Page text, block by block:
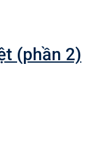
(phần 2)